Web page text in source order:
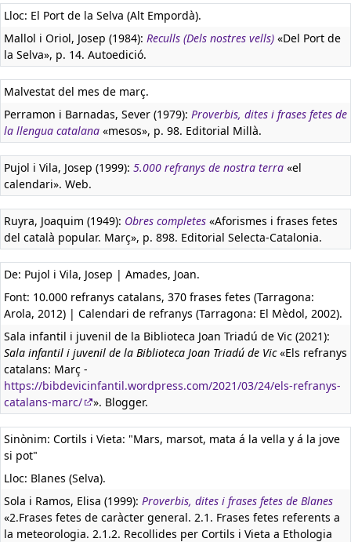
Lloc: El Port de la Selva (Alt Empordà).
Mallol i Oriol, Josep (1984): Reculls (Dels nostres vells) «Del Port de
la Selva», p. 14. Autoedició.
Malvestat del mes de març.
Perramon i Barnadas, Sever (1979): Proverbis, dites i frases fetes de
la llengua catalana «mesos», p. 98. Editorial Millà.
Pujol i Vila, Josep (1999): 5.000 refranys de nostra terra «el
calendari». Web.
Ruyra, Joaquim (1949): Obres completes «Aforismes i frases fetes
del català popular. Març», p. 898. Editorial Selecta-Catalonia.
De: Pujol i Vila, Josep | Amades, Joan.
Font: 10.000 refranys catalans, 370 frases fetes (Tarragona:
Arola, 2012) | Calendari de refranys (Tarragona: El Mèdol, 2002).
Sala infantil i juvenil de la Biblioteca Joan Triadú de Vic (2021):
Sala infantil i juvenil de la Biblioteca Joan Triadú de Vic«Els refranys
catalans: Març -
https://bibdevicinfantil.wordpress.com/2021/03/24/els-refranys-
catalans-marc/
». Blogger.
Sinònim: Cortils i Vieta: "Mars, marsot, mata á la vella y á la jove
si pot"
Lloc: Blanes (Selva).
Sola i Ramos, Elisa (1999): Proverbis, dites i frases fetes de Blanes
«2.Frases fetes de caràcter general. 2.1. Frases fetes referents a
la meteorologia. 2.1.2. Recollides per Cortils i Vieta a Ethologia